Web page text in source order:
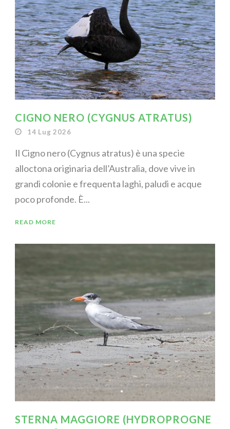
CIGNO NERO (CYGNUS ATRATUS)
14 Lug 2026
Il Cigno nero (Cygnus atratus) è una specie
alloctona originaria dell’Australia, dove vive in
grandi colonie e frequenta laghi, paludi e acque
poco profonde. È...
READ MORE
STERNA MAGGIORE (HYDROPROGNE